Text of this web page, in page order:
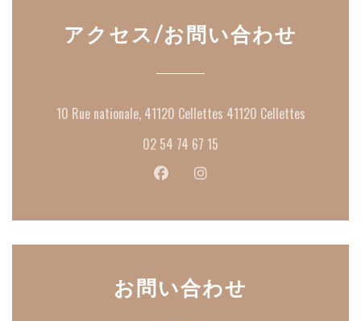
アクセス/お問い合わせ
10 Rue nationale, 41120 Cellettes 41120 Cellettes((新しい
02 54 74 67 15
Facebook ((新しいウィンドウで
Instagram ((新しいウィ
お問い合わせ